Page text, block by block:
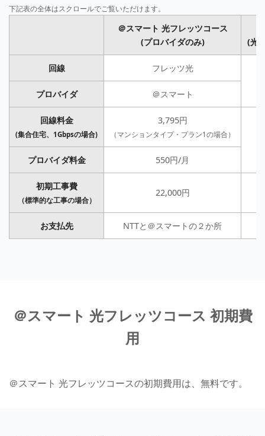
＠スマート 光フレッツコース
(プロバイダのみ)
(光
回線 フレッツ光
プロバイダ ＠スマート
回線料金
(集合住宅、1Gbpsの場合)
3,795円
（マンションタイプ・プラン1の場合）
プロバイダ料金
550円/月
初期工事費
（標準的な工事の場合）
22,000円
お支払先 NTTと＠スマートの２か所
＠スマート 光フレッツコース 初期費
用
＠スマート 光フレッツコースの初期費用は、無料です。